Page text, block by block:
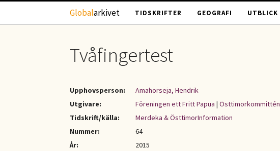
Hoppa till huvudinnehåll
Globalarkivet TIDSKRIFTER GEOGRAFI UTBLICK
Tvåfingertest
Upphovsperson:
Amahorseja, Hendrik
Utgivare:
Föreningen ett Fritt Papua | Östtimorkommittén
Tidskrift/källa:
Merdeka & ÖsttimorInformation
Nummer:
64
År:
2015